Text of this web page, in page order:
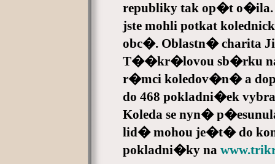
republiky tak op�t o�ila.
jste mohli potkat
obc�. Oblastn� charita
T��kr�lovou sb�rku
r�mci koledov�n� a
do 468 pokladni�ek
Koleda se nyn�
lid� mohou je�t� do
pokladni�ky na